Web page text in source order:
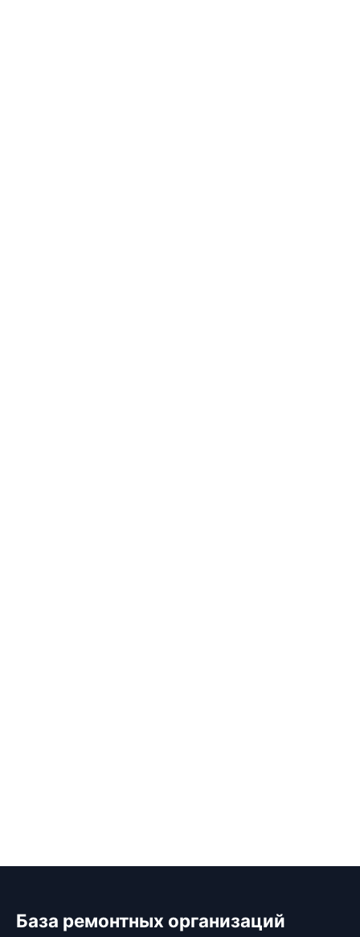
База ремонтных организаций